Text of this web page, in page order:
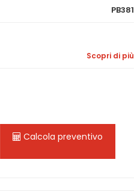
PB381
Scopri di più
Calcola preventivo